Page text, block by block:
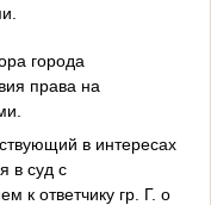
города
права на
в интересах
в суд с
к ответчику гр. Г. о